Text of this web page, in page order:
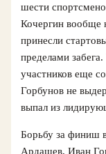
шести
Кочергин вообще
принесли
пределами
участников еще
Горбунов не
выпал из
Борьбу за финиш
Ардашев, Иван